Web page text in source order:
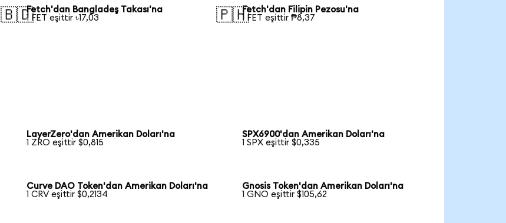
🇧🇩Fetch'dan Bangladeş Takası'na
1 FET eşittir ৳17,03
🇵🇭Fetch'dan Filipin Pezosu'na
1 FET eşittir ₱8,37
LayerZero'dan Amerikan Doları'na
1 ZRO eşittir $0,815
SPX6900'dan Amerikan Doları'na
1 SPX eşittir $0,335
Curve DAO Token'dan Amerikan Doları'na
1 CRV eşittir $0,2134
Gnosis Token'dan Amerikan Doları'na
1 GNO eşittir $105,62